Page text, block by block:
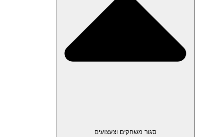
סגור משחקים וצעצועים